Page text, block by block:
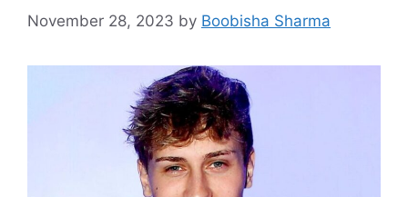
November 28, 2023 by Boobisha Sharma